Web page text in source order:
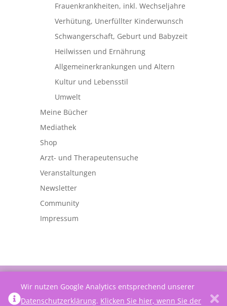
Frauenkrankheiten, inkl. Wechseljahre
Verhütung, Unerfüllter Kinderwunsch
Schwangerschaft, Geburt und Babyzeit
Heilwissen und Ernährung
Allgemeinerkrankungen und Altern
Kultur und Lebensstil
Umwelt
Meine Bücher
Mediathek
Shop
Arzt- und Therapeutensuche
Veranstaltungen
Newsletter
Community
Impressum
Wir nutzen Google Analytics entsprechend unserer
Datenschutzerklärung. Klicken Sie hier, wenn Sie der